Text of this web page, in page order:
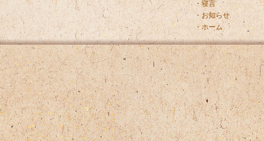
・寝言
・お知らせ
・ホーム